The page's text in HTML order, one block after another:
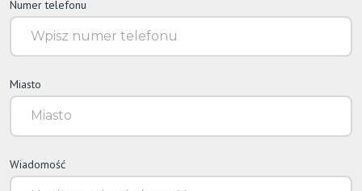
Numer telefonu
Miasto
Wiadomość